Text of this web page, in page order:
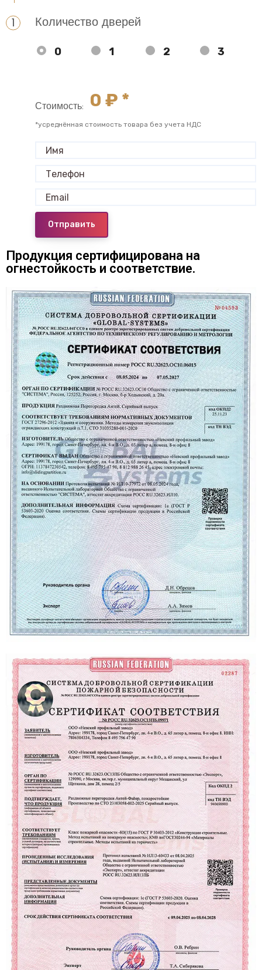
Количество дверей
0 1 2 3
Стоимость: 0 ₽ *
*усреднённая стоимость товара без учета НДС
Отправить
Продукция сертифицирована на
огнестойкость и соответствие.